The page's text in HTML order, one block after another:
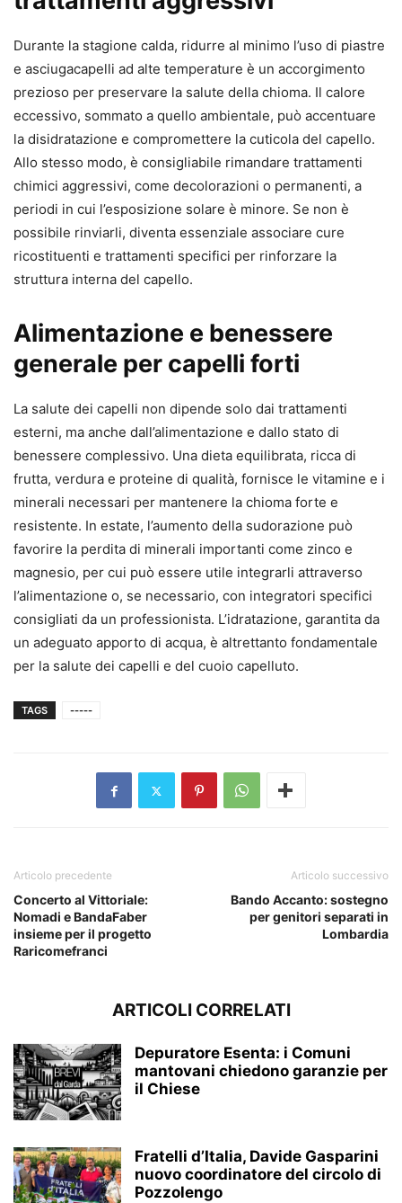
Durante la stagione calda, ridurre al minimo l’uso di piastre
e asciugacapelli ad alte temperature è un accorgimento
prezioso per preservare la salute della chioma. Il calore
eccessivo, sommato a quello ambientale, può accentuare
la disidratazione e compromettere la cuticola del capello.
Allo stesso modo, è consigliabile rimandare trattamenti
chimici aggressivi, come decolorazioni o permanenti, a
periodi in cui l’esposizione solare è minore. Se non è
possibile rinviarli, diventa essenziale associare cure
ricostituenti e trattamenti specifici per rinforzare la
struttura interna del capello.
Alimentazione e benessere
generale per capelli forti
La salute dei capelli non dipende solo dai trattamenti
esterni, ma anche dall’alimentazione e dallo stato di
benessere complessivo. Una dieta equilibrata, ricca di
frutta, verdura e proteine di qualità, fornisce le vitamine e i
minerali necessari per mantenere la chioma forte e
resistente. In estate, l’aumento della sudorazione può
favorire la perdita di minerali importanti come zinco e
magnesio, per cui può essere utile integrarli attraverso
l’alimentazione o, se necessario, con integratori specifici
consigliati da un professionista. L’idratazione, garantita da
un adeguato apporto di acqua, è altrettanto fondamentale
per la salute dei capelli e del cuoio capelluto.
TAGS -----
Articolo precedente
Concerto al Vittoriale:
Nomadi e BandaFaber
insieme per il progetto
Raricomefranci
Articolo successivo
Bando Accanto: sostegno
per genitori separati in
Lombardia
ARTICOLI CORRELATI
Depuratore Esenta: i Comuni
mantovani chiedono garanzie per
il Chiese
Fratelli d’Italia, Davide Gasparini
nuovo coordinatore del circolo di
Pozzolengo